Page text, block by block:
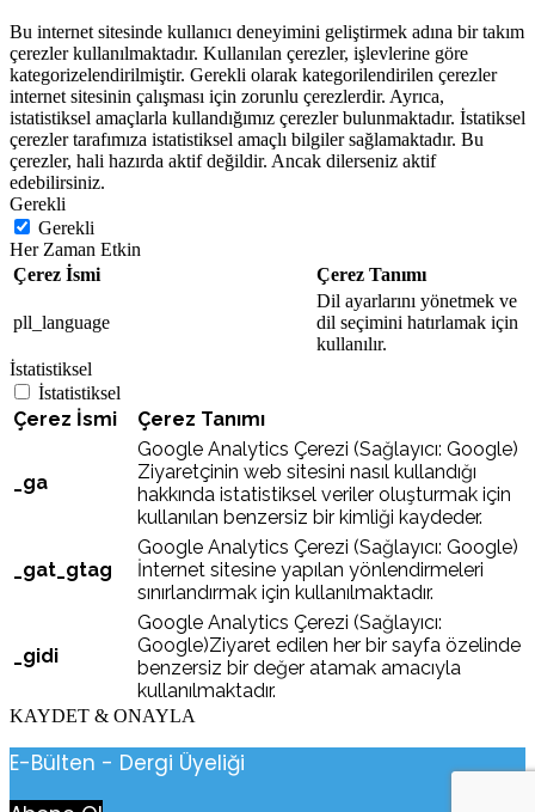
Bu internet sitesinde kullanıcı deneyimini geliştirmek adına bir takım
çerezler kullanılmaktadır. Kullanılan çerezler, işlevlerine göre
kategorizelendirilmiştir. Gerekli olarak kategorilendirilen çerezler
internet sitesinin çalışması için zorunlu çerezlerdir. Ayrıca,
istatistiksel amaçlarla kullandığımız çerezler bulunmaktadır. İstatiksel
çerezler tarafımıza istatistiksel amaçlı bilgiler sağlamaktadır. Bu
çerezler, hali hazırda aktif değildir. Ancak dilerseniz aktif
edebilirsiniz.
Gerekli
Gerekli
Her Zaman Etkin
Çerez İsmi
Çerez Tanımı
pll_language
Dil ayarlarını yönetmek ve
dil seçimini hatırlamak için
kullanılır.
İstatistiksel
İstatistiksel
Çerez İsmi Çerez Tanımı
_ga
Google Analytics Çerezi (Sağlayıcı: Google)
Ziyaretçinin web sitesini nasıl kullandığı
hakkında istatistiksel veriler oluşturmak için
kullanılan benzersiz bir kimliği kaydeder.
_gat_gtag
Google Analytics Çerezi (Sağlayıcı: Google)
İnternet sitesine yapılan yönlendirmeleri
sınırlandırmak için kullanılmaktadır.
_gidi
Google Analytics Çerezi (Sağlayıcı:
Google)Ziyaret edilen her bir sayfa özelinde
benzersiz bir değer atamak amacıyla
kullanılmaktadır.
KAYDET & ONAYLA
E-Bülten - Dergi Üyeliği